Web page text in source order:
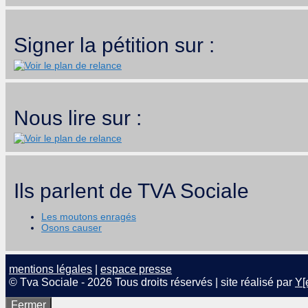
Signer la pétition sur :
Nous lire sur :
Ils parlent de TVA Sociale
Les moutons enragés
Osons causer
mentions légales
espace presse
© Tva Sociale - 2026 Tous droits réservés | site réalisé par
Fermer